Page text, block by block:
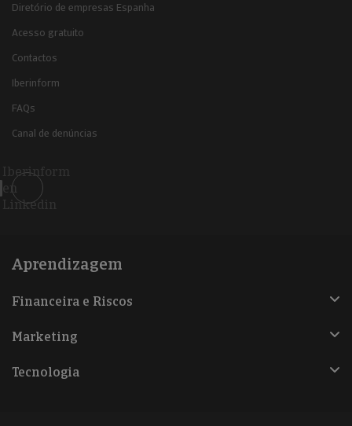
Diretório de empresas Espanha
Acesso gratuito
Contactos
Iberinform
FAQs
Canal de denúncias
Iberinform
en
Linkedin
Aprendizagem
Financeira e Riscos
Marketing
Tecnologia